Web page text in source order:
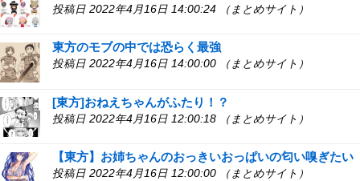
投稿日 2022年4月16日 14:00:24 （まとめサイト）
東方のモブの中では恐らく最強
投稿日 2022年4月16日 14:00:00 （まとめサイト）
[東方]おねえちゃんがふたり！？
投稿日 2022年4月16日 12:00:18 （まとめサイト）
【東方】お姉ちゃんのおっきいおっぱいの匂い嗅ぎたい
投稿日 2022年4月16日 12:00:00 （まとめサイト）